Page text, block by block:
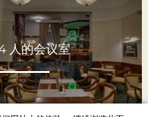
人的会议室